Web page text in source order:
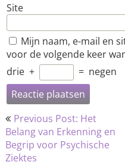
Site
Mijn naam, e-mail en
voor de volgende keer
drie + = negen
Bericht
navigatie
Previous Post: Het
Belang van Erkenning en
Begrip voor Psychische
Ziektes